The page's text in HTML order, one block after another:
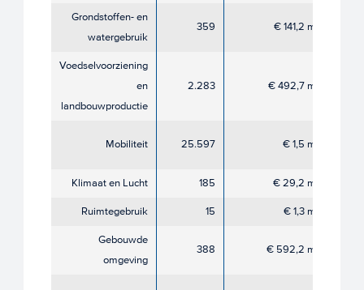
Grondstoffen- en
watergebruik
359 € 141,2 mln
Voedselvoorziening
en
landbouwproductie
2.283 € 492,7 mln
Mobiliteit 25.597 € 1,5 mln
Klimaat en Lucht 185 € 29,2 mln
Ruimtegebruik 15 € 1,3 mln
Gebouwde
omgeving
388 € 592,2 mln